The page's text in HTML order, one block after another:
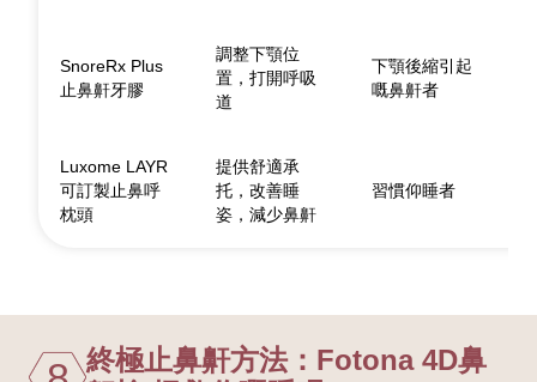
SnoreRx Plus
止鼻鼾牙膠
調整下顎位
置，打開呼吸
道
下顎後縮引起
嘅鼻鼾者
Luxome LAYR
可訂製止鼻呼
枕頭
提供舒適承
托，改善睡
姿，減少鼻鼾
習慣仰睡者
終極止鼻鼾方法：Fotona 4D鼻